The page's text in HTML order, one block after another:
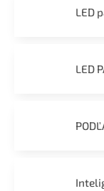
LED
LED